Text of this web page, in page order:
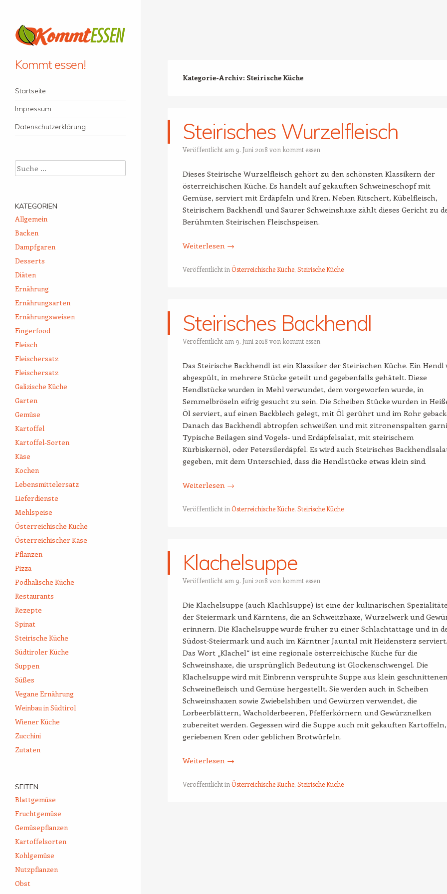
Kommt essen!
Menü
Zum Inhalt springen
Startseite
Impressum
Datenschutzerklärung
Kategorie-Archiv: Steirische Küche
Steirisches Wurzelfleisch
Veröffentlicht am 9. Juni 2018 von kommt essen
Dieses Steirische Wurzelfleisch gehört zu den schönsten Klassikern der
österreichischen Küche. Es handelt auf gekauften Schweineschopf mit
Gemüse, serviert mit Erdäpfeln und Kren. Neben Ritschert, Kübelfleisch,
Steirischem Backhendl und Saurer Schweinshaxe zählt dieses Gericht zu
Berühmten Steirischen Fleischspeisen.
Weiterlesen →
Veröffentlicht in Österreichische Küche, Steirische Küche
Steirisches Backhendl
Veröffentlicht am 9. Juni 2018 von kommt essen
Das Steirische Backhendl ist ein Klassiker der Steirischen Küche. Ein Hendl
abgespült, in mehrere Stücke geteilt und gegebenfalls gehätelt. Diese
Hendlstücke wurden in Mehl verwundet, dem vorgeworfen wurde, in
Semmelbröseln eifrig gesucht zu sein. Die Scheiben Stücke wurden in
Öl serviert, auf einen Backblech gelegt, mit Öl gerührt und im Rohr
Danach das Backhendl abtropfen schweißen und mit zitronenspalten
Typische Beilagen sind Vogels- und Erdäpfelsalat, mit steirischem
Kürbiskernöl, oder Petersilerdäpfel. Es wird auch Steirisches
gegeben, mit dem Unterschied, dass die Hendlstücke etwas klein sind.
Weiterlesen →
Veröffentlicht in Österreichische Küche, Steirische Küche
Klachelsuppe
Veröffentlicht am 9. Juni 2018 von kommt essen
Die Klachelsuppe (auch Klachlsuppe) ist eine der kulinarischen
der Steiermark und Kärntens, die an Schweitzhaxe, Wurzelwerk und
erinnern. Die Klachelsuppe wurde früher zu einer Schlachtattage und in
Südost-Steiermark und auch im Kärntner Jauntal mit Heidensterz serviert.
Das Wort „Klachel“ ist eine regionale österreichische Küche für die
Schweinshaxe, die ursprünglich Bedeutung ist Glockenschwengel. Die
Klachelsuppe wird mit Einbrenn versprühte Suppe aus klein
Schweinefleisch und Gemüse hergestellt. Sie werden auch in Scheiben
Schweinshaxen sowie Zwiebelshiben und Gewürzen verwendet, die
Lorbeerblättern, Wacholderbeeren, Pfefferkörnern und Gewürznelken
zubereitet werden. Gegessen wird die Suppe auch mit gekauften Kartoffeln,
geriebenen Kren oder geblichen Brotwürfeln.
Weiterlesen →
Veröffentlicht in Österreichische Küche, Steirische Küche
Suche
KATEGORIEN
Allgemein
Backen
Dampfgaren
Desserts
Diäten
Ernährung
Ernährungsarten
Ernährungsweisen
Fingerfood
Fleisch
Fleischersatz
Fleischersatz
Galizische Küche
Garten
Gemüse
Kartoffel
Kartoffel-Sorten
Käse
Kochen
Lebensmittelersatz
Lieferdienste
Mehlspeise
Österreichische Küche
Österreichischer Käse
Pflanzen
Pizza
Podhalische Küche
Restaurants
Rezepte
Spinat
Steirische Küche
Südtiroler Küche
Suppen
Süßes
Vegane Ernährung
Weinbau in Südtirol
Wiener Küche
Zucchini
Zutaten
SEITEN
Blattgemüse
Fruchtgemüse
Gemüsepflanzen
Kartoffelsorten
Kohlgemüse
Nutzpflanzen
Obst